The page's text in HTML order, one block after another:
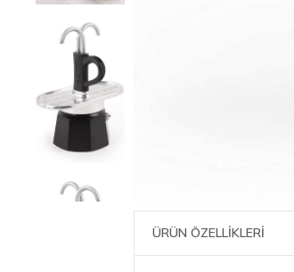
ÜRÜN ÖZELLİKLERİ